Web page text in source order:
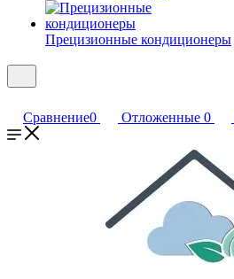
Прецизионные кондиционеры
Сравнение0 Отложенные 0